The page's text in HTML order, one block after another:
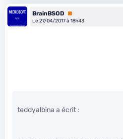
BrainBSOD
Premium
Le 27/04/2017 à 18h43
teddyalbina a écrit :